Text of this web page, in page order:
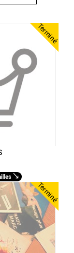
Terminé
Terminé